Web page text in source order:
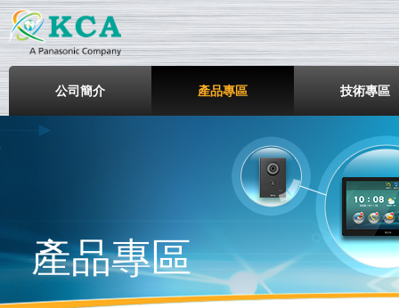
鎧鋒企業股份有限公司
公司簡介 產品專區 技術專區
產品專區